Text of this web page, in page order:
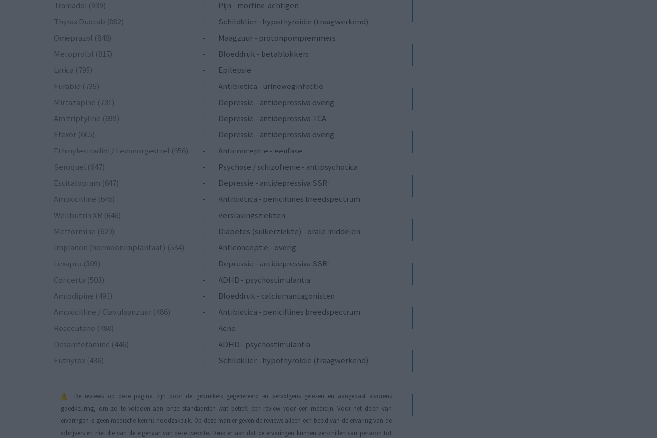
Tramadol (939)
-
Pijn - morfine-achtigen
Thyrax Duotab (882)
-
Schildklier - hypothyroidie (traagwerkend)
Omeprazol (848)
-
Maagzuur - protonpompremmers
Metoprolol (817)
-
Bloeddruk - betablokkers
Lyrica (795)
-
Epilepsie
Furabid (735)
-
Antibiotica - urineweginfectie
Mirtazapine (731)
-
Depressie - antidepressiva overig
Amitriptyline (699)
-
Depressie - antidepressiva TCA
Efexor (665)
-
Depressie - antidepressiva overig
Ethinylestradiol / Levonorgestrel (656)
-
Anticonceptie - eenfase
Seroquel (647)
-
Psychose / schizofrenie - antipsychotica
Escitalopram (647)
-
Depressie - antidepressiva SSRI
Amoxicilline (646)
-
Antibiotica - penicillines breedspectrum
Wellbutrin XR (646)
-
Verslavingsziekten
Metformine (620)
-
Diabetes (suikerziekte) - orale middelen
Implanon (hormoonimplantaat) (584)
-
Anticonceptie - overig
Lexapro (509)
-
Depressie - antidepressiva SSRI
Concerta (503)
-
ADHD - psychostimulantia
Amlodipine (493)
-
Bloeddruk - calciumantagonisten
Amoxicilline / Clavulaanzuur (486)
-
Antibiotica - penicillines breedspectrum
Roaccutane (480)
-
Acne
Dexamfetamine (446)
-
ADHD - psychostimulantia
Euthyrox (436)
- Schildklier - hypothyroidie (traagwerkend)
De reviews op deze pagina zijn door de gebruikers gegenereerd en vervolgens gelezen en aangepast alvorens
goedkeuring, om zo te voldoen aan onze standaarden wat betreft een review voor een medicijn. Voor het delen van
ervaringen is geen medische kennis noodzakelijk. Op deze manier geven de reviews alleen een beeld van de ervaring van de
schrijvers en niet die van de eigenaar van deze website. Denk er aan dat de ervaringen kunnen verschillen van persoon tot